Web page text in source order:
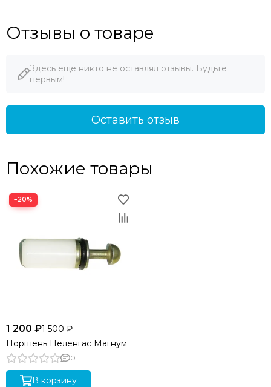
Отзывы о товаре
Здесь еще никто не оставлял отзывы. Будьте
первым!
Оставить отзыв
Похожие товары
−20%
1 200 ₽1 500 ₽
Поршень Пеленгас Магнум
0
В корзину